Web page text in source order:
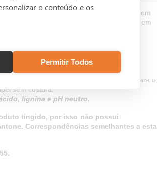
o conteúdo e os
Permitir Todos
superfície antirreflexo de alta qualidade com
criar planos de fundo suaves e uniformes em
videografia e muito mais. Basta
ponta quando terminar, para garantir um
, o Savage Seamless Paper não se limita
visual de pequena e grande escala para o
sem costura.
lignina e pH neutro.
tingido, por isso não possui
Correspondências semelhantes a esta